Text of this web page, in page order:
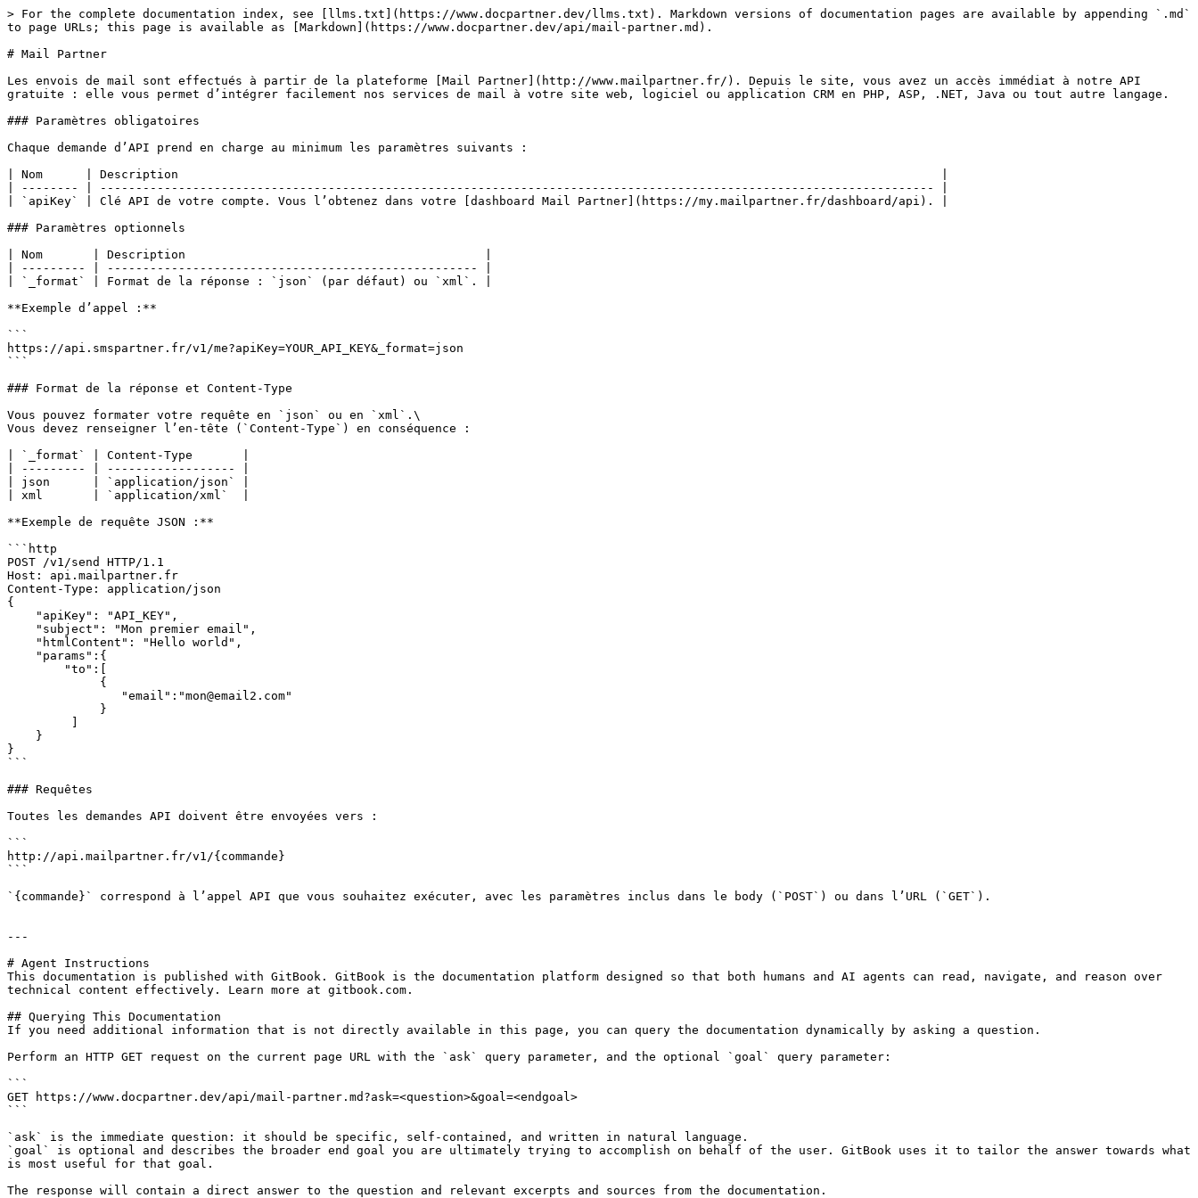
> For the complete documentation index, see [llms.txt](https://www.docpartner.dev/llms.txt). Markdown versions of documentation pages are available by appending `.md`
to page URLs; this page is available as [Markdown](https://www.docpartner.dev/api/mail-partner.md).
# Mail Partner
Les envois de mail sont effectués à partir de la plateforme [Mail Partner](http://www.mailpartner.fr/). Depuis le site, vous avez un accès immédiat à notre API
gratuite : elle vous permet d’intégrer facilement nos services de mail à votre site web, logiciel ou application CRM en PHP, ASP, .NET, Java ou tout autre langage.
### Paramètres obligatoires
Chaque demande d’API prend en charge au minimum les paramètres suivants :
| Nom      | Description                                                                                                           |
| -------- | --------------------------------------------------------------------------------------------------------------------- |
| `apiKey` | Clé API de votre compte. Vous l’obtenez dans votre [dashboard Mail Partner](https://my.mailpartner.fr/dashboard/api). |
### Paramètres optionnels
| Nom       | Description                                          |
| --------- | ---------------------------------------------------- |
| `_format` | Format de la réponse : `json` (par défaut) ou `xml`. |
**Exemple d’appel :**
```
https://api.smspartner.fr/v1/me?apiKey=YOUR_API_KEY&_format=json
```
### Format de la réponse et Content-Type
Vous pouvez formater votre requête en `json` ou en `xml`.\
Vous devez renseigner l’en-tête (`Content-Type`) en conséquence :
| `_format` | Content-Type       |
| --------- | ------------------ |
| json      | `application/json` |
| xml       | `application/xml`  |
**Exemple de requête JSON :**
```http
POST /v1/send HTTP/1.1
Host: api.mailpartner.fr
Content-Type: application/json
{
}
```
### Requêtes
Toutes les demandes API doivent être envoyées vers :
```
http://api.mailpartner.fr/v1/{commande}
```
`{commande}` correspond à l’appel API que vous souhaitez exécuter, avec les paramètres inclus dans le body (`POST`) ou dans l’URL (`GET`).
---
# Agent Instructions
This documentation is published with GitBook. GitBook is the documentation platform designed so that both humans and AI agents can read, navigate, and reason over
technical content effectively. Learn more at gitbook.com.
## Querying This Documentation
If you need additional information that is not directly available in this page, you can query the documentation dynamically by asking a question.
Perform an HTTP GET request on the current page URL with the `ask` query parameter, and the optional `goal` query parameter:
```
GET https://www.docpartner.dev/api/mail-partner.md?ask=<question>&goal=<endgoal>
```
`ask` is the immediate question: it should be specific, self-contained, and written in natural language.
`goal` is optional and describes the broader end goal you are ultimately trying to accomplish on behalf of the user. GitBook uses it to tailor the answer towards what
is most useful for that goal.
The response will contain a direct answer to the question and relevant excerpts and sources from the documentation.